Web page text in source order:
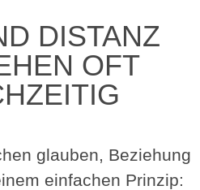
DISTANZ
OFT
glauben, Beziehung
einfachen Prinzip: